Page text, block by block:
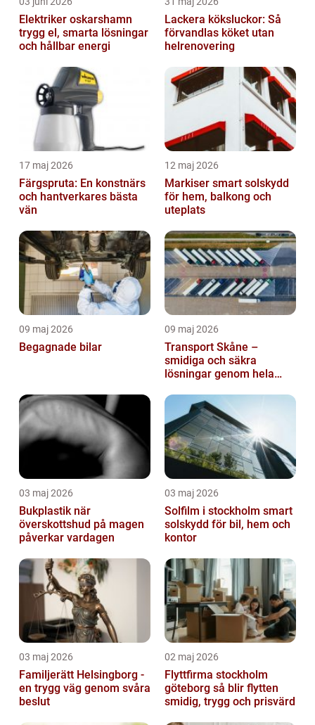
Elektriker oskarshamn
trygg el, smarta lösningar
och hållbar energi
Lackera köksluckor: Så
förvandlas köket utan
helrenovering
17 maj 2026
Färgspruta: En konstnärs
och hantverkares bästa
vän
12 maj 2026
Markiser smart solskydd
för hem, balkong och
uteplats
09 maj 2026
Begagnade bilar
09 maj 2026
Transport Skåne –
smidiga och säkra
lösningar genom hela
03 maj 2026
Bukplastik när
överskottshud på magen
påverkar vardagen
03 maj 2026
Solfilm i stockholm smart
solskydd för bil, hem och
kontor
03 maj 2026
Familjerätt Helsingborg -
en trygg väg genom svåra
beslut
02 maj 2026
Flyttfirma stockholm
göteborg så blir flytten
smidig, trygg och prisvärd